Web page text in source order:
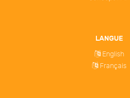
LANGUE
English
Français